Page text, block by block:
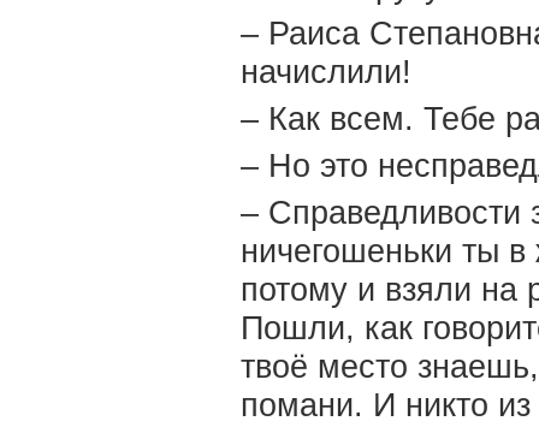
– Раиса
начислили!
– Как всем. Тебе
– Но это
–
ничегошеньки ты
потому и взяли на
Пошли, как
твоё место
помани. И никто